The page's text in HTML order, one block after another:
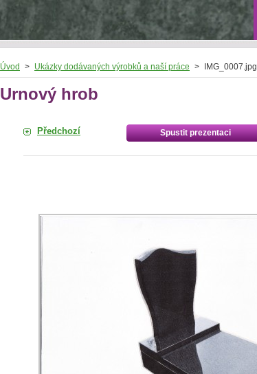
Úvod > Ukázky dodávaných výrobků a naší práce > IMG_0007.jpg
Urnový hrob
Předchozí Spustit prezentaci